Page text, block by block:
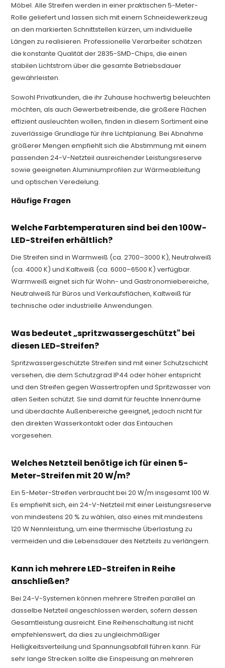
Möbel. Alle Streifen werden in einer praktischen 5-Meter-
Rolle geliefert und lassen sich mit einem Schneidewerkzeug
an den markierten Schnittstellen kürzen, um individuelle
Längen zu realisieren. Professionelle Verarbeiter schätzen
die konstante Qualität der 2835-SMD-Chips, die einen
stabilen Lichtstrom über die gesamte Betriebsdauer
gewährleisten.
Sowohl Privatkunden, die ihr Zuhause hochwertig beleuchten
möchten, als auch Gewerbetreibende, die größere Flächen
effizient ausleuchten wollen, finden in diesem Sortiment eine
zuverlässige Grundlage für ihre Lichtplanung. Bei Abnahme
größerer Mengen empfiehlt sich die Abstimmung mit einem
passenden 24-V-Netzteil ausreichender Leistungsreserve
sowie geeigneten Aluminiumprofilen zur Wärmeableitung
und optischen Veredelung.
Häufige Fragen
Welche Farbtemperaturen sind bei den 100W-
LED-Streifen erhältlich?
Die Streifen sind in Warmweiß (ca. 2700–3000 K), Neutralweiß
(ca. 4000 K) und Kaltweiß (ca. 6000–6500 K) verfügbar.
Warmweiß eignet sich für Wohn- und Gastronomiebereiche,
Neutralweiß für Büros und Verkaufsflächen, Kaltweiß für
technische oder industrielle Anwendungen.
Was bedeutet „spritzwassergeschützt" bei
diesen LED-Streifen?
Spritzwassergeschützte Streifen sind mit einer Schutzschicht
versehen, die dem Schutzgrad IP44 oder höher entspricht
und den Streifen gegen Wassertropfen und Spritzwasser von
allen Seiten schützt. Sie sind damit für feuchte Innenräume
und überdachte Außenbereiche geeignet, jedoch nicht für
den direkten Wasserkontakt oder das Eintauchen
vorgesehen.
Welches Netzteil benötige ich für einen 5-
Meter-Streifen mit 20 W/m?
Ein 5-Meter-Streifen verbraucht bei 20 W/m insgesamt 100 W.
Es empfiehlt sich, ein 24-V-Netzteil mit einer Leistungsreserve
von mindestens 20 % zu wählen, also eines mit mindestens
120 W Nennleistung, um eine thermische Überlastung zu
vermeiden und die Lebensdauer des Netzteils zu verlängern.
Kann ich mehrere LED-Streifen in Reihe
anschließen?
Bei 24-V-Systemen können mehrere Streifen parallel an
dasselbe Netzteil angeschlossen werden, sofern dessen
Gesamtleistung ausreicht. Eine Reihenschaltung ist nicht
empfehlenswert, da dies zu ungleichmäßiger
Helligkeitsverteilung und Spannungsabfall führen kann. Für
sehr lange Strecken sollte die Einspeisung an mehreren